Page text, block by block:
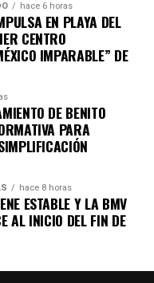
hace 6 horas
EN PLAYA DEL
CENTRO
IMPARABLE” DE
DE BENITO
PARA
hace 8 horas
ESTABLE Y LA BMV
AL INICIO DEL FIN DE